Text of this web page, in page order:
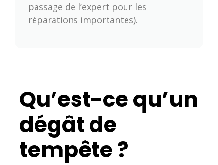
passage de l’expert pour les
réparations importantes).
Qu’est-ce qu’un
dégât de
tempête ?